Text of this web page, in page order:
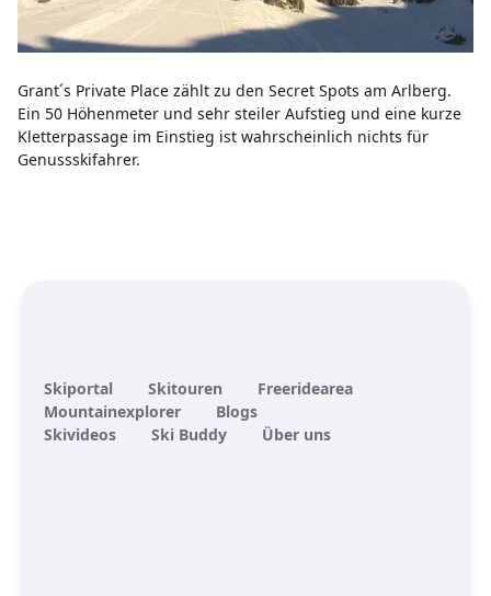
Grant´s Private Place zählt zu den Secret Spots am Arlberg.
Ein 50 Höhenmeter und sehr steiler Aufstieg und eine kurze
Kletterpassage im Einstieg ist wahrscheinlich nichts für
Genussskifahrer.
Skiportal Skitouren
Freeridearea
Mountainexplorer
Blogs
Skivideos
Ski Buddy Über uns